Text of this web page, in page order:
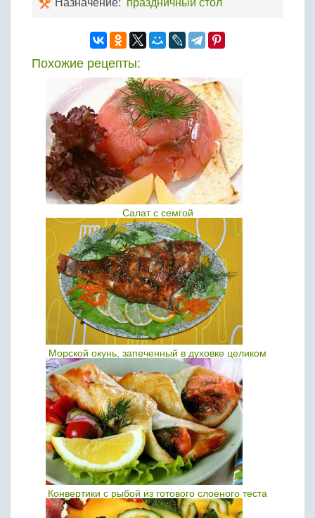
Назначение: праздничный стол
Похожие рецепты:
Салат с семгой
Морской окунь, запеченный в духовке целиком
Конвертики с рыбой из готового слоеного теста